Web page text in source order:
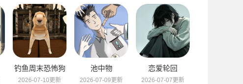
钓鱼周末恐怖狗
2026-07-10更新
池中物
2026-07-09更新
恋爱轮回
2026-07-07更新